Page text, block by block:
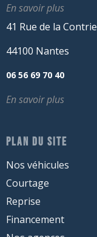
En savoir plus
41 Rue de la Contrie
44100 Nantes
06 56 69 70 40
En savoir plus
PLAN DU SITE
Nos véhicules
Courtage
Reprise
Financement